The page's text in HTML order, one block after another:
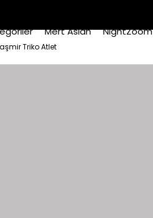
Mert Aslan NightZoom
Triko Atlet